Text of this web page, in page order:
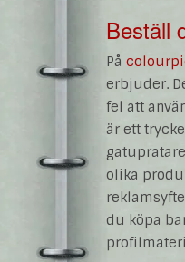
Beställ
På
erbjuder.
fel att
är ett
olika
du köpa